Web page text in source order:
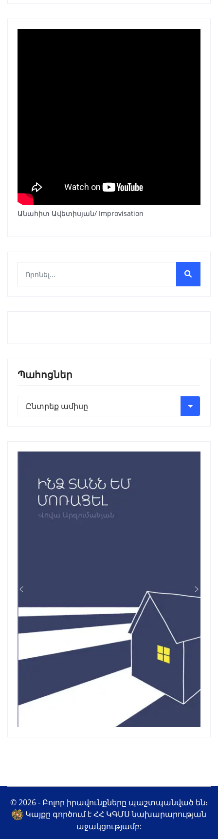
Անահիտ Ավետիսյան/ Improvisation
Պահոցներ
© 2026 - Բոլոր իրավունքները պաշտպանված են։
Կայքը գործում է ՀՀ ԿԳՄՍ նախարարության
աջակցությամբ: